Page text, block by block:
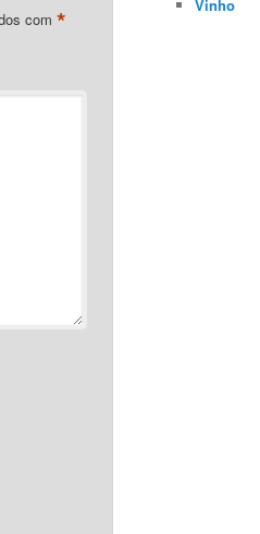
com*
Vinho